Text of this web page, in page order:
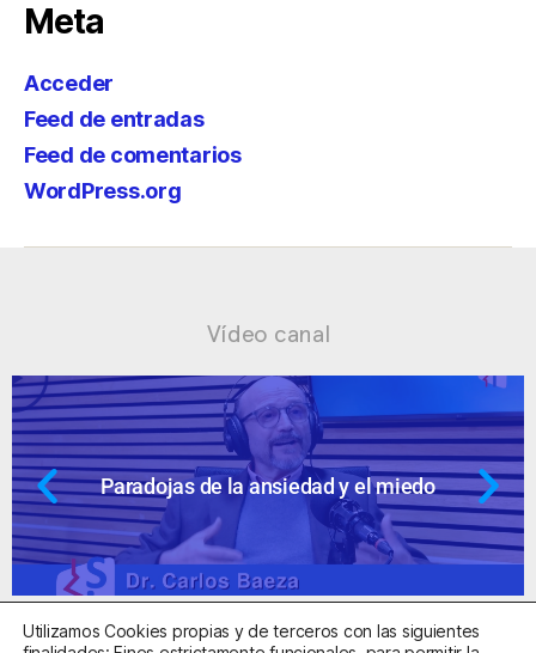
Meta
Acceder
Feed de entradas
Feed de comentarios
WordPress.org
Vídeo canal
y el miedo Ansiedad: supuestos
Utilizamos Cookies propias y de terceros con las siguientes